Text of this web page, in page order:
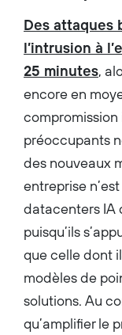
Des attaques
l’intrusion à
25 minutes,
encore en
préoccupants
des nouveaux
entreprise
datacenters IA
puisqu’ils
que celle dont
modèles de
solutions. Au
qu’amplifier le